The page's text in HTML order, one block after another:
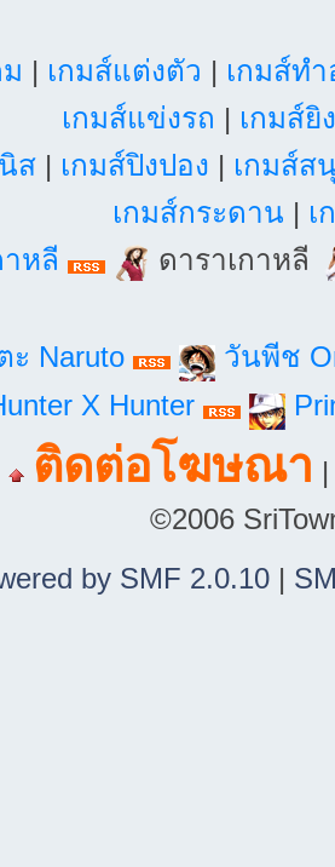
| เกมส์แต่งตัว | เกมส์ท
เกมส์แข่งรถ | เกมส์ยิ
ส| เกมส์ปิงปอง | เกมส์ส
เกมส์กระดาน | เ
าหลี
ดาราเกาหลี
ะ Naruto
วันพีช
X Hunter
ติดต่อโฆษณา
©2006
by SMF 2.0.10|